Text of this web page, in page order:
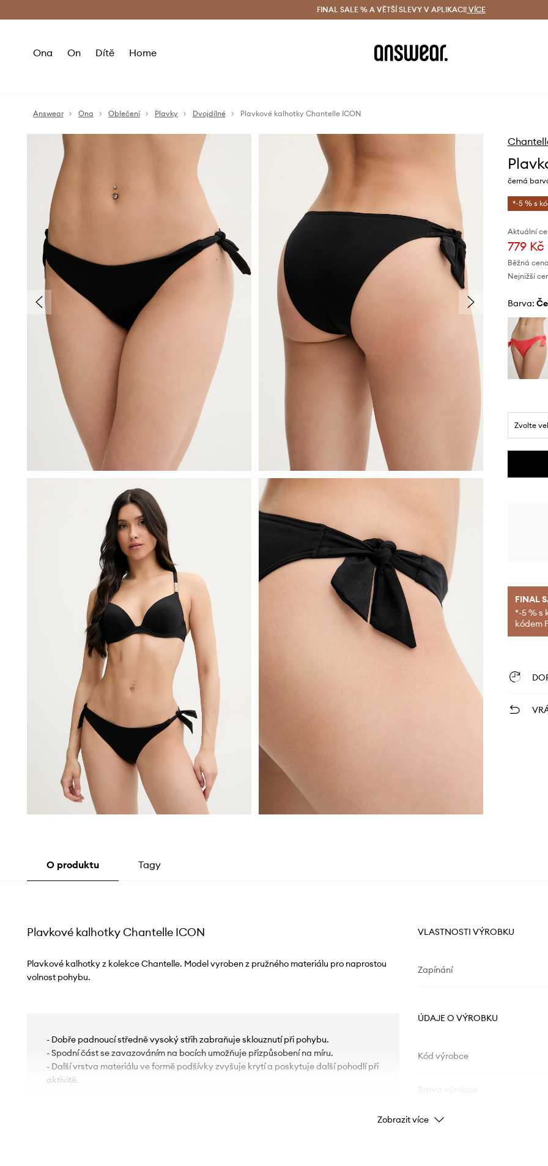
Doručení a vrácení zdarma (od 1800 Kč) Doručení i do 24 h
FINAL SALE % A VĚTŠÍ SLEVY V APLIKACI! VÍCE
Ona On Dítě Home
Answear Ona Oblečení Plavky Dvojdílné Plavkové kalhotky Chantelle ICON
černá
*-5 % s
Aktuální
779 Kč
Běžná
Nejnižší
Barva:
Zvolte
FINAL
*-5 % s
kódem
O produktu Tagy
Plavkové kalhotky Chantelle ICON
Plavkové kalhotky z kolekce Chantelle. Model vyroben z pružného materiálu pro naprostou
volnost pohybu.
- Dobře padnoucí středně vysoký střih zabraňuje sklouznutí při pohybu.
- Spodní část se zavazováním na bocích umožňuje přizpůsobení na míru.
- Další vrstva materiálu ve formě podšívky zvyšuje krytí a poskytuje další pohodlí při
aktivitě.
VLASTNOSTI VÝROBKU
Zapínání
ÚDAJE O VÝROBKU
Kód výrobce
Barva
Zobrazit více